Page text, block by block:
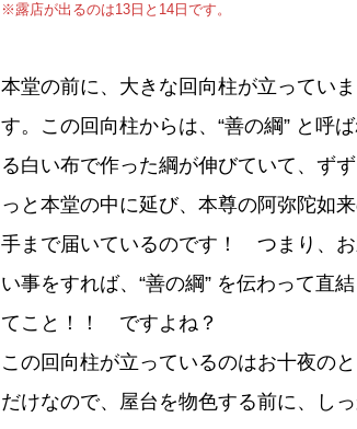
※露店が出るのは13日と14日です。
本堂の前に、大きな回向柱が立っていま
す。この回向柱からは、“善の綱” と呼
る白い布で作った綱が伸びていて、ず
っと本堂の中に延び、本尊の阿弥陀如
手まで届いているのです！ つまり、
い事をすれば、“善の綱” を伝わって直
てこと！！ ですよね？
この回向柱が立っているのはお十夜のと
だけなので、屋台を物色する前に、し